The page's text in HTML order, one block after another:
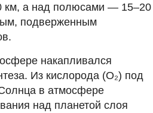
км, а над полюсами — 15–20
подверженным
накапливался
Из кислорода (О₂) под
в атмосфере
над планетой слоя